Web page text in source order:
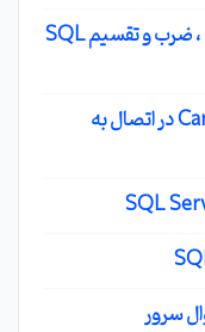
استفاده از چهار عمل اصلی جمع ، تفریق ، ضرب و تقسیم SQL
پیغام خطای Cannot Connect To SQL در اتصال به
سرور